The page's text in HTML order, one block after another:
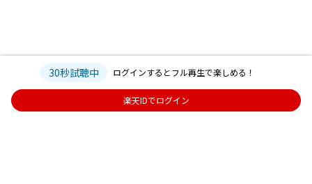
30秒試聴中 ログインするとフル再生で楽しめる！
楽天IDでログイン